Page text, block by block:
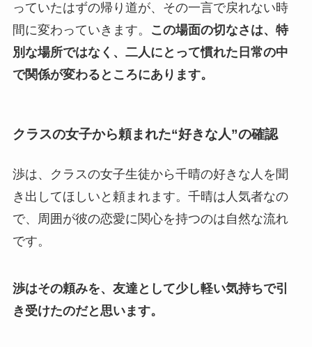
っていたはずの帰り道が、その一言で戻れない時
間に変わっていきます。
この場面の切なさは、特
別な場所ではなく、二人にとって慣れた日常の中
で関係が変わるところにあります。
クラスの女子から頼まれた“好きな人”の確認
渉は、クラスの女子生徒から千晴の好きな人を聞
き出してほしいと頼まれます。千晴は人気者なの
で、周囲が彼の恋愛に関心を持つのは自然な流れ
です。
渉はその頼みを、友達として少し軽い気持ちで引
き受けたのだと思います。